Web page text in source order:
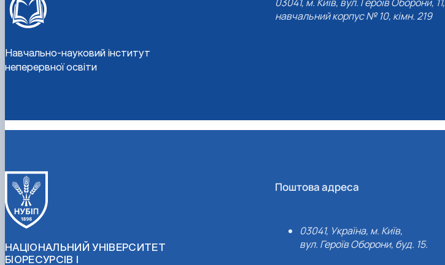
Навчально-науковий інститут
неперервної освіти
навчальний корпус № 10, кімн. 219
НАЦІОНАЛЬНИЙ УНІВЕРСИТЕТ
БІОРЕСУРСІВ І
Поштова адреса
03041, Україна, м. Київ,
вул. Героїв Оборони, буд. 15.